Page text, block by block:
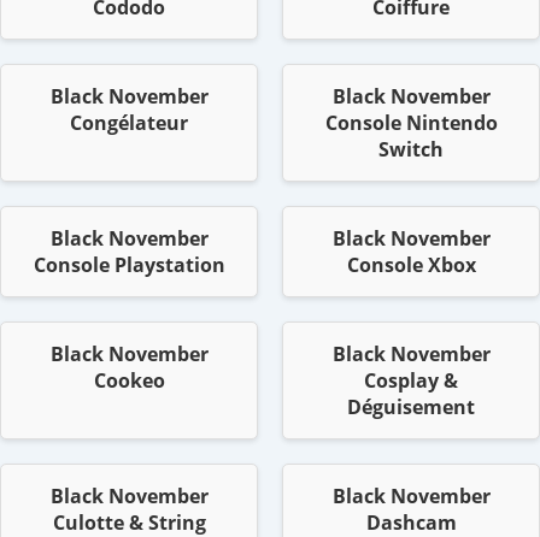
Cododo
Coiffure
Black November
Congélateur
Black November
Console Nintendo
Switch
Black November
Console Playstation
Black November
Console Xbox
Black November
Cookeo
Black November
Cosplay &
Déguisement
Black November
Culotte & String
Black November
Dashcam